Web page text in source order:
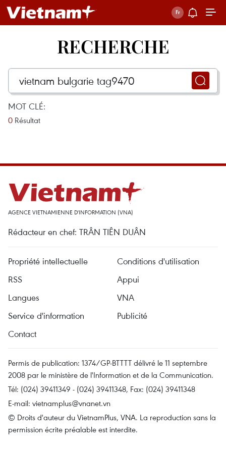
RECHERCHE
MOT CLÉ:
0 Résultat
AGENCE VIETNAMIENNE D'INFORMATION (VNA)
Rédacteur en chef: TRÂN TIÊN DUÂN
Propriété intellectuelle
Conditions d'utilisation
RSS
Appui
Langues
VNA
Service d'information
Publicité
Contact
Permis de publication: 1374/GP-BTTTT délivré le 11 septembre
2008 par le ministère de l'Information et de la Communication.
Tél: (024) 39411349 - (024) 39411348, Fax: (024) 39411348
E-mail: vietnamplus@vnanet.vn
© Droits d'auteur du VietnamPlus, VNA. La reproduction sans la
permission écrite préalable est interdite.